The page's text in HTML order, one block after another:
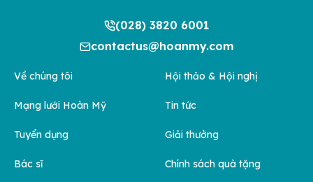
(028) 3820 6001
contactus@hoanmy.com
Về chúng tôi
Mạng lưới Hoàn Mỹ
Tuyển dụng
Bác sĩ
Hội thảo & Hội nghị
Tin tức
Giải thưởng
Chính sách quà tặng